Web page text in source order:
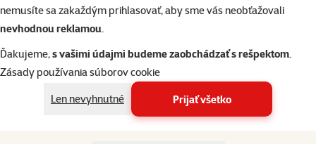
nemusíte sa zakaždým prihlasovať, aby sme vás neobťažovali
nevhodnou reklamou.
Ďakujeme,s vašimi údajmi budeme zaobchádzať s rešpektom.
Zásady používania súborov cookie
Len nevyhnutné
Prijať všetko
Skladom
Furminator
Nadstavec